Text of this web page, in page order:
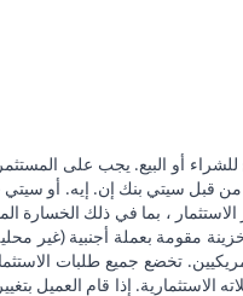
أو البيع. يجب على
قبل سيتي بنك إن. إيه. أو سيتي
، بما في ذلك الخسارة
مقومة بعملة أجنبية (غير
تخضع جميع طلبات
الاستثمارية. إذا قام العميل